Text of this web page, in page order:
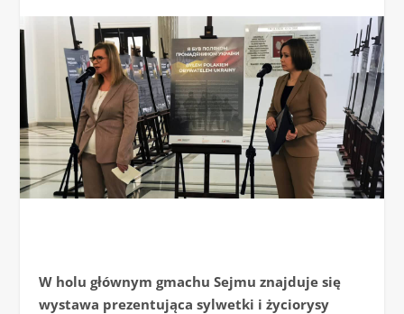
W holu głównym gmachu Sejmu znajduje się
wystawa prezentująca sylwetki i życiorysy